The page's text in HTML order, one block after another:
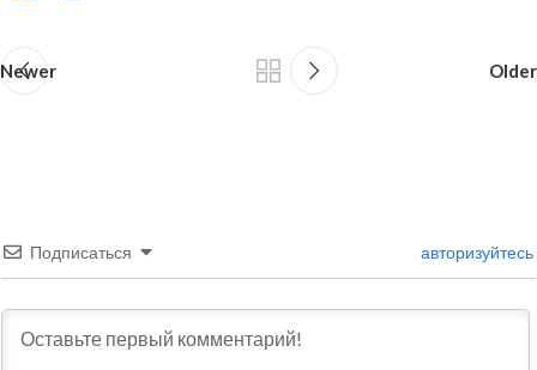
Newer Older
Подписаться авторизуйтесь